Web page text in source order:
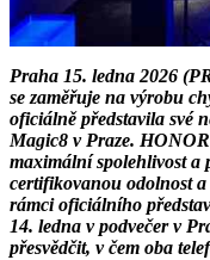
Praha 15. ledna 2026
se zaměřuje na výrobu
oficiálně představila své
Magic8 v Praze.
maximální spolehlivost
certifikovanou odolnost
rámci oficiálního
14. ledna v podvečer v
přesvědčit, v čem oba